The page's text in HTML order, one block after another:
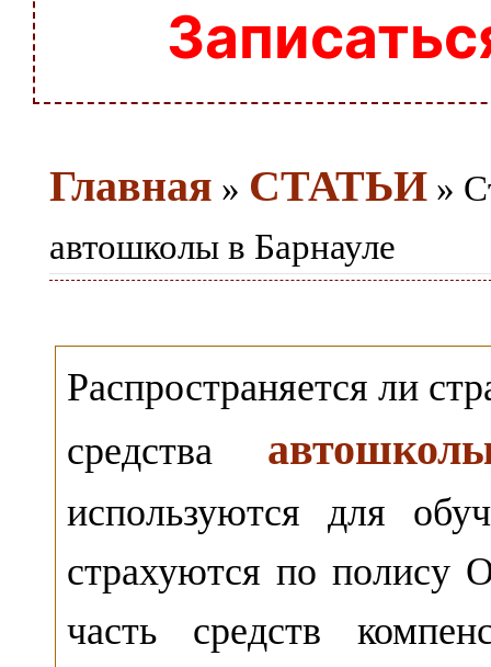
Главная » СТАТЬИ »
автошколы в Барнауле
Распространяется ли
средства
используются для
страхуются по
часть средств